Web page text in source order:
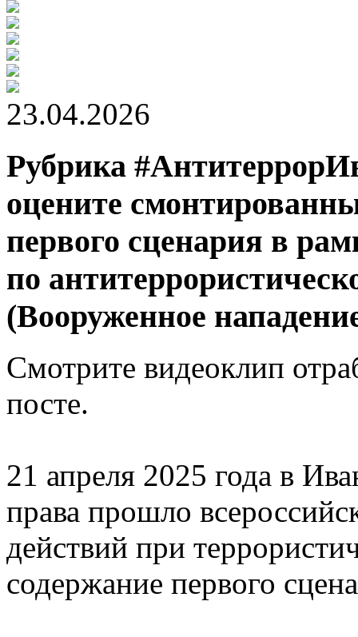
23.04.2026
Рубрика
оцените
первого сценария в
по
(Вооруженное
Смотрите видеоклип
посте.
21 апреля 2025 года в
права прошло
действий при
содержание первого